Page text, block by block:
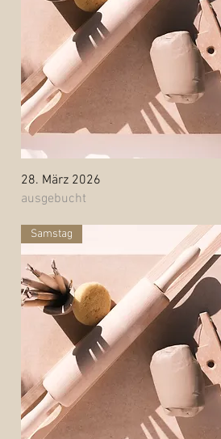
28. März 2026
ausgebucht
Samstag